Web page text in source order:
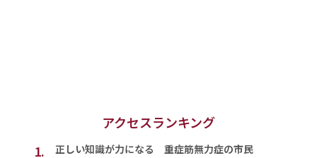
アクセスランキング
1.
正しい知識が力になる 重症筋無力症の市民